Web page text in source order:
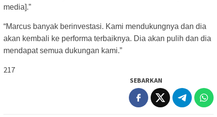
media].”
“Marcus banyak berinvestasi. Kami mendukungnya dan dia
akan kembali ke performa terbaiknya. Dia akan pulih dan dia
mendapat semua dukungan kami.”
217
SEBARKAN